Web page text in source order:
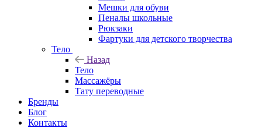
Мешки для обуви
Пеналы школьные
Рюкзаки
Фартуки для детского творчества
Тело
Назад
Тело
Массажёры
Тату переводные
Бренды
Блог
Контакты